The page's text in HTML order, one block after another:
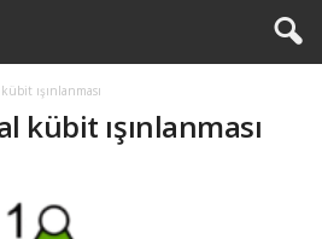
ışınlanması
kübit ışınlanması